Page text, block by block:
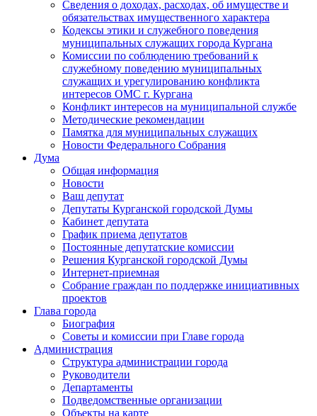
Сведения о доходах, расходах, об имуществе и
обязательствах имущественного характера
Кодексы этики и служебного поведения
муниципальных служащих города Кургана
Комиссии по соблюдению требований к
служебному поведению муниципальных
служащих и урегулированию конфликта
интересов ОМС г. Кургана
Конфликт интересов на муниципальной службе
Методические рекомендации
Памятка для муниципальных служащих
Новости Федерального Cобрания
Дума
Общая информация
Новости
Ваш депутат
Депутаты Курганской городской Думы
Кабинет депутата
График приема депутатов
Постоянные депутатские комиссии
Решения Курганской городской Думы
Интернет-приемная
Собрание граждан по поддержке инициативных
проектов
Глава города
Биография
Советы и комиссии при Главе города
Администрация
Структура администрации города
Руководители
Департаменты
Подведомственные организации
Объекты на карте